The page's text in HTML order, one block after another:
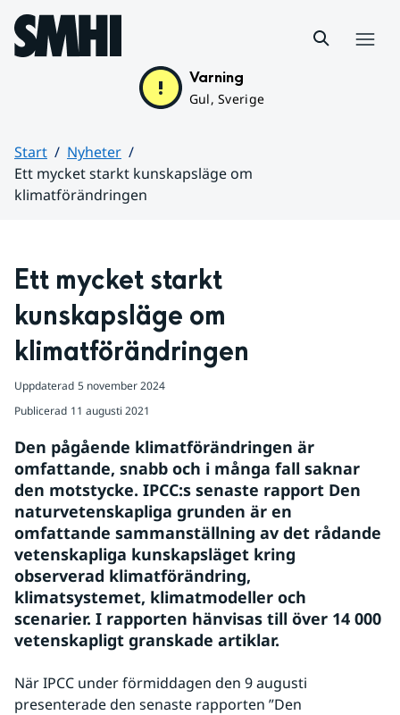
Hoppa till sidans innehåll
Varning
Gul, Sverige
Start
Nyheter
Ett mycket starkt kunskapsläge om
klimatförändringen
Ett mycket starkt
kunskapsläge om
klimatförändringen
Uppdaterad 5 november 2024
Publicerad 11 augusti 2021
Den pågående klimatförändringen är
omfattande, snabb och i många fall saknar
den motstycke. IPCC:s senaste rapport Den
naturvetenskapliga grunden är en
omfattande sammanställning av det rådande
vetenskapliga kunskapsläget kring
observerad klimatförändring,
klimatsystemet, klimatmodeller och
scenarier. I rapporten hänvisas till över 14 000
vetenskapligt granskade artiklar.
När IPCC under förmiddagen den 9 augusti
presenterade den senaste rapporten ”Den